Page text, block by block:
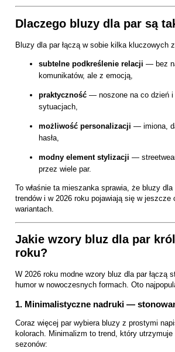
Dlaczego bluzy dla par są
Bluzy dla par łączą w sobie kilka kluczowych
subtelne podkreślenie relacji — bez
komunikatów, ale z emocją,
praktyczność — noszone na co dzień i
sytuacjach,
możliwość personalizacji — imiona,
hasła,
modny element stylizacji —
przez wiele par.
To właśnie ta mieszanka sprawia, że bluzy
trendów i w 2026 roku pojawiają się w jeszcze
wariantach.
Jakie wzory bluz dla par
roku?
W 2026 roku modne wzory bluz dla par łączą
humor w nowoczesnych formach. Oto
1. Minimalistyczne nadruki —
Coraz więcej par wybiera bluzy z prostymi
kolorach. Minimalizm to trend, który
sezonów: